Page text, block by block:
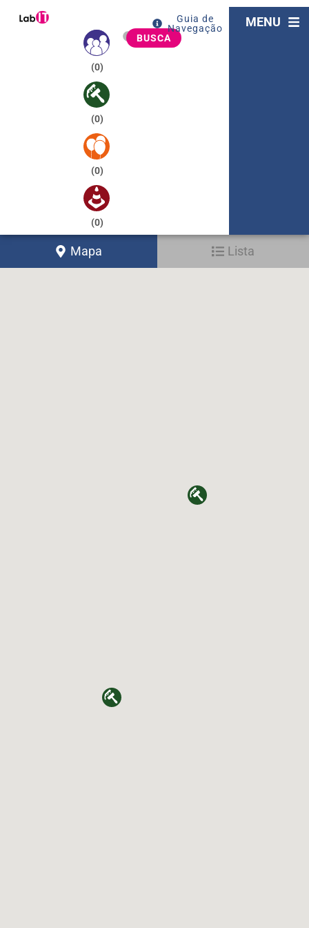
(0)
(0)
(0)
(0)
BUSCA
Guia de
Navegação
MENU
Mapa Lista